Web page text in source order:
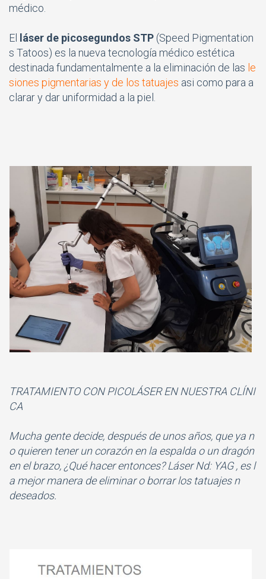
médico.
El láser de picosegundos STP (Speed Pigmentation
s Tatoos) es la nueva tecnología médico estética
destinada fundamentalmente a la eliminación de las le
siones pigmentarias y de los tatuajes asi como para a
clarar y dar uniformidad a la piel.
TRATAMIENTO CON PICOLÁSER EN NUESTRA CLÍNI
CA
Mucha gente decide, después de unos años, que ya n
o quieren tener un corazón en la espalda o un dragón
en el brazo, ¿Qué hacer entonces? Láser Nd: YAG , es l
a mejor manera de eliminar o borrar los tatuajes n
deseados.